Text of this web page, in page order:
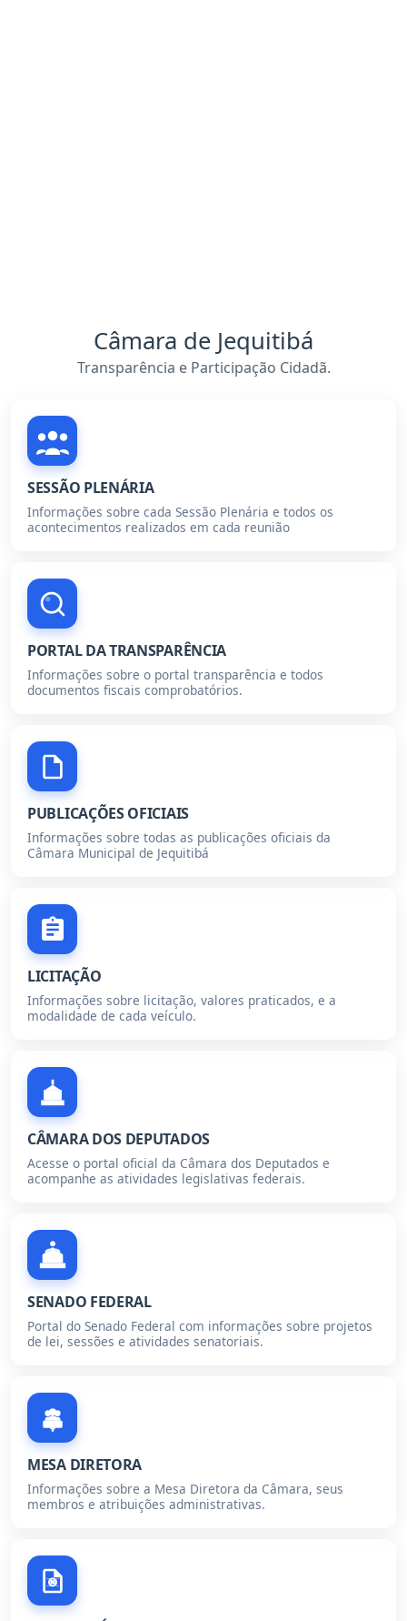
Câmara de Jequitibá
Transparência e Participação Cidadã.
SESSÃO PLENÁRIA
Informações sobre cada Sessão Plenária e todos os
acontecimentos realizados em cada reunião
PORTAL DA TRANSPARÊNCIA
Informações sobre o portal transparência e todos
documentos fiscais comprobatórios.
PUBLICAÇÕES OFICIAIS
Informações sobre todas as publicações oficiais da
Câmara Municipal de Jequitibá
LICITAÇÃO
Informações sobre licitação, valores praticados, e a
modalidade de cada veículo.
CÂMARA DOS DEPUTADOS
Acesse o portal oficial da Câmara dos Deputados e
acompanhe as atividades legislativas federais.
SENADO FEDERAL
Portal do Senado Federal com informações sobre projetos
de lei, sessões e atividades senatoriais.
MESA DIRETORA
Informações sobre a Mesa Diretora da Câmara, seus
membros e atribuições administrativas.
R$